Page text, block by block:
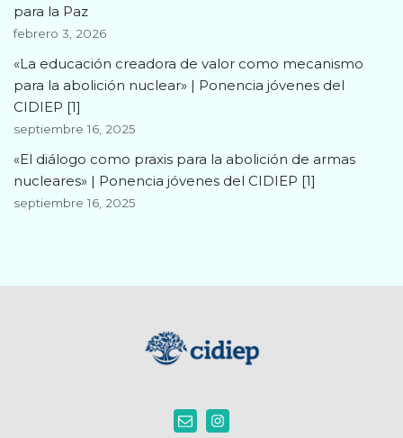
para la Paz
febrero 3, 2026
«La educación creadora de valor como mecanismo
para la abolición nuclear» | Ponencia jóvenes del
CIDIEP [1]
septiembre 16, 2025
«El diálogo como praxis para la abolición de armas
nucleares» | Ponencia jóvenes del CIDIEP [1]
septiembre 16, 2025